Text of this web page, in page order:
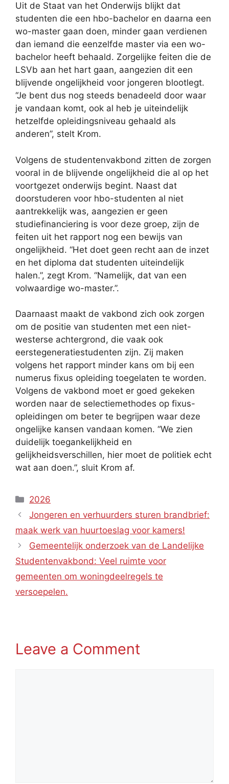
Uit de Staat van het Onderwijs blijkt dat
studenten die een hbo-bachelor en daarna een
wo-master gaan doen, minder gaan verdienen
dan iemand die eenzelfde master via een wo-
bachelor heeft behaald. Zorgelijke feiten die de
LSVb aan het hart gaan, aangezien dit een
blijvende ongelijkheid voor jongeren blootlegt.
“Je bent dus nog steeds benadeeld door waar
je vandaan komt, ook al heb je uiteindelijk
hetzelfde opleidingsniveau gehaald als
anderen”, stelt Krom.
Volgens de studentenvakbond zitten de zorgen
vooral in de blijvende ongelijkheid die al op het
voortgezet onderwijs begint. Naast dat
doorstuderen voor hbo-studenten al niet
aantrekkelijk was, aangezien er geen
studiefinanciering is voor deze groep, zijn de
feiten uit het rapport nog een bewijs van
ongelijkheid. “Het doet geen recht aan de inzet
en het diploma dat studenten uiteindelijk
halen.”, zegt Krom. “Namelijk, dat van een
volwaardige wo-master.”.
Daarnaast maakt de vakbond zich ook zorgen
om de positie van studenten met een niet-
westerse achtergrond, die vaak ook
eerstegeneratiestudenten zijn. Zij maken
volgens het rapport minder kans om bij een
numerus fixus opleiding toegelaten te worden.
Volgens de vakbond moet er goed gekeken
worden naar de selectiemethodes op fixus-
opleidingen om beter te begrijpen waar deze
ongelijke kansen vandaan komen. “We zien
duidelijk toegankelijkheid en
gelijkheidsverschillen, hier moet de politiek echt
wat aan doen.”, sluit Krom af.
Categories
2026
Jongeren en verhuurders sturen brandbrief:
maak werk van huurtoeslag voor kamers!
Gemeentelijk onderzoek van de Landelijke
Studentenvakbond: Veel ruimte voor
gemeenten om woningdeelregels te
versoepelen.
Leave a Comment